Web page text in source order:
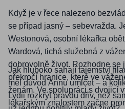
Když je v řece nalezeno
se případ jasný – sebevražda.
Westonová, osobní lékařka
Wardová, tichá služebná z
dobrovolně život. Rozhodne se
překročí hranice, které ve
ženám. Ve spolupráci s dvojicí
lékařským znalostem začne
Jak hluboko sahají tajemství
měl důvod Annu umlčet – a
Lydii rozkrýt pravdu dřív, než